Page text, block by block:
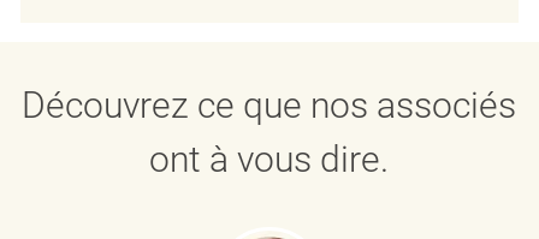
Découvrez ce que nos associés
ont à vous dire.